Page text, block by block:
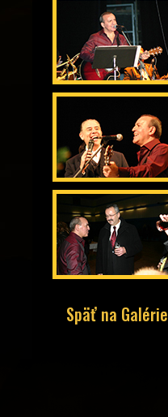
Späť na Galérie